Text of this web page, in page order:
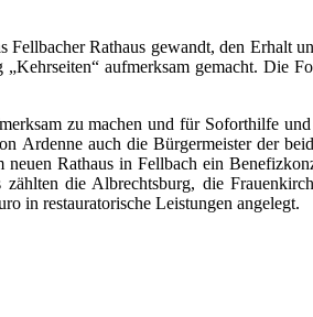
Rathaus gewandt, den Erhalt
aufmerksam gemacht. Die
zu machen und für Soforthilfe
auch die Bürgermeister der
Rathaus in Fellbach ein
die Albrechtsburg, die
in restauratorische Leistungen angelegt.